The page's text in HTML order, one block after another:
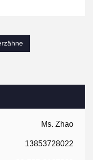
Ms. Zhao
13853728022